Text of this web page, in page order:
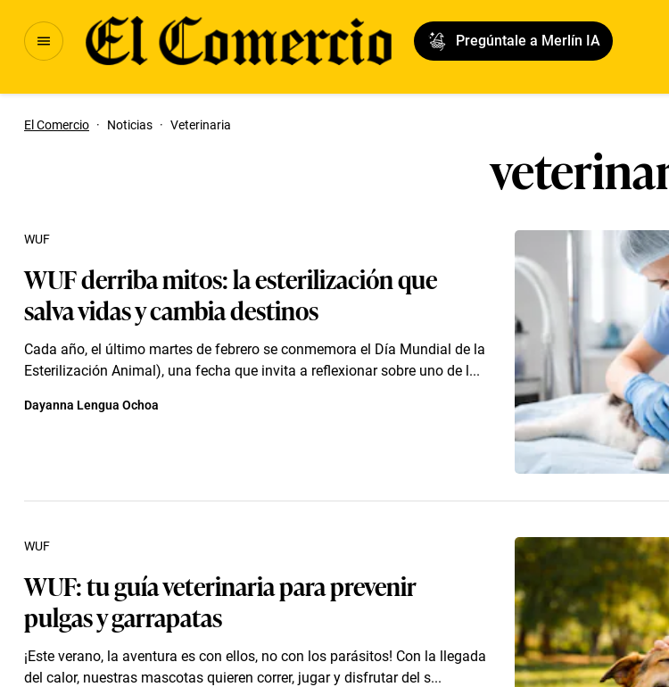
Pregúntale a Merlín IA
El Comercio · Noticias · Veterinaria
WUF derriba mitos: la esterilización que
salva vidas y cambia destinos
Cada año, el último martes de febrero se conmemora el Día Mundial de la
Esterilización Animal), una fecha que invita a reflexionar sobre uno de l...
WUF
Dayanna Lengua Ochoa
WUF: tu guía veterinaria para prevenir
pulgas y garrapatas
¡Este verano, la aventura es con ellos, no con los parásitos! Con la llegada
del calor, nuestras mascotas quieren correr, jugar y disfrutar del s...
WUF